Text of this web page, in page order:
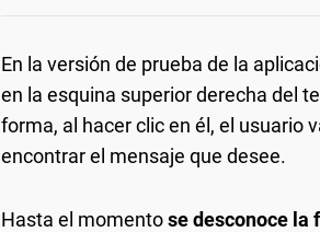
En la versión de prueba de la
en la esquina superior derecha del
forma, al hacer clic en él, el usuario
encontrar el mensaje que desee.
Hasta el momentose desconoce la